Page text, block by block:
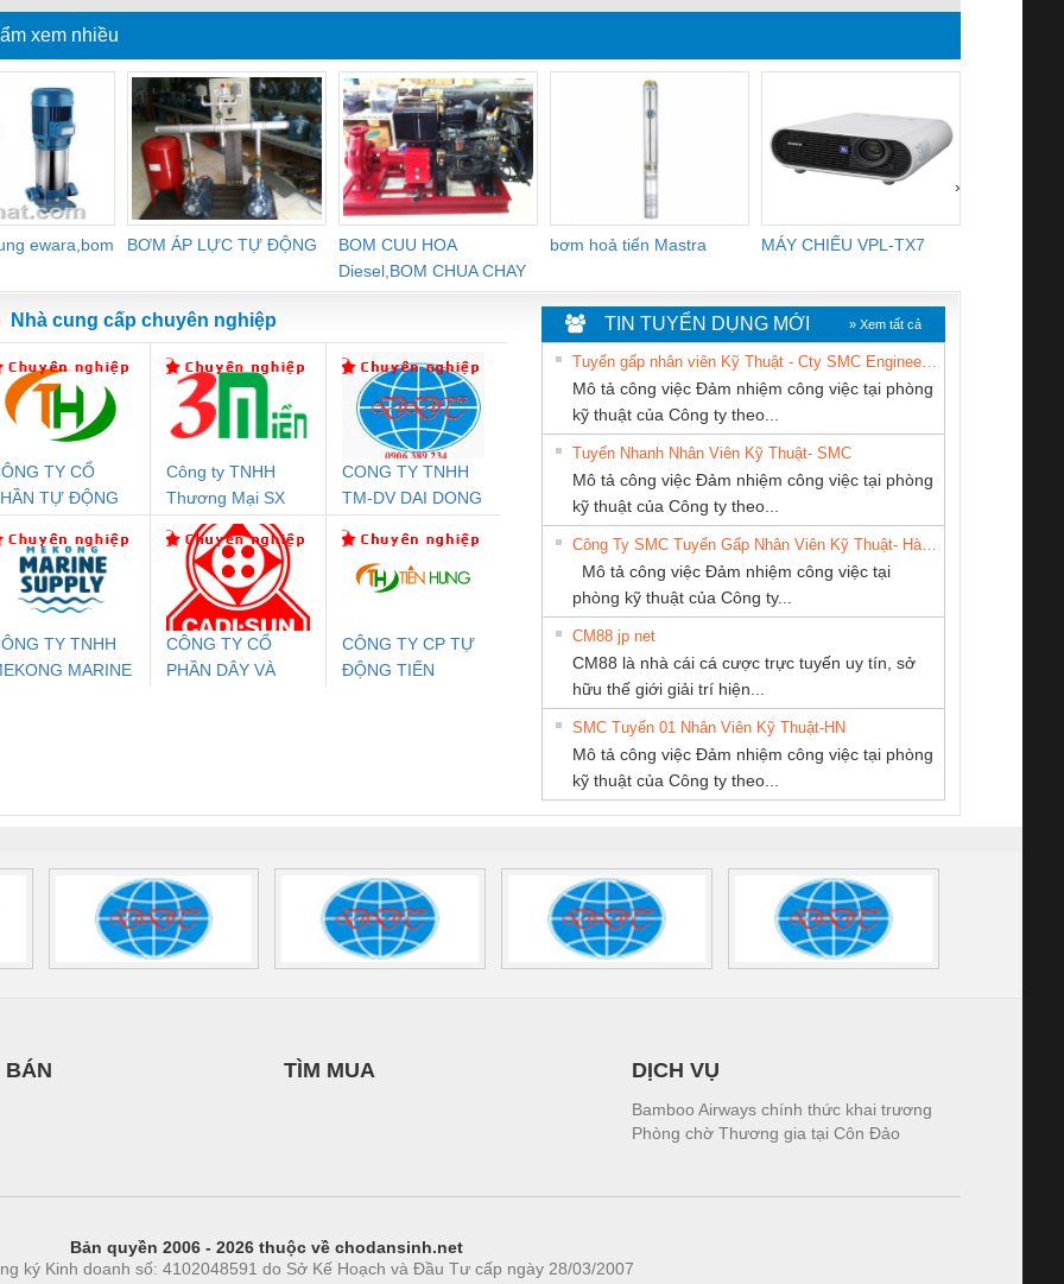
xem nhiều
ewara,bom
BƠM ÁP LỰC TỰ ĐỘNG
BOM CUU HOA
Diesel,BOM CHUA CHAY
bơm hoả tiển Mastra MÁY CHIẾU VPL-TX7
›
An Toàn
Contact
1NO-
24DC-SP -
Rơ Le An Toàn
Phoenix Contact
PSR-SCP-
24UC/ESL4/3X1/1X2/B
- 2981059
Điện AC
Mô-đun Ắc Quy UPS
Bộ Lặp Tín Hiệu
PROFIBUS Phoenix
Contact PSI-REP-
2708863
Rơ Le An Toàn
Phoenix Contact
2986960 – PSR-
SCP-
24DC/FSP/2X1/1X2
Rơ Le An Toàn
Bộ giám sát chuỗi
tấm pin
TRANSCLINIC 16I+
1K5 H (2502520000)
Bộ giám sát chuỗi
tấm pin
TRANSCLINIC 16I+
1K5 L (2433950000)
Bộ giám sát dòng
TRANSCLINIC 16I+
(2008130000)
Bộ chỉnh lưu nguồn
điện TRANSCLINIC
BKE 1K5.4
(7791400879)2. Giá
Nẹp nhôm chống
trơn Đà Nẵng
Nhà cung cấp chuyên nghiệp
TY CỔ
TỰ ĐỘNG
Công ty TNHH
Thương Mại SX
Ba Miền
CONG TY TNHH
TM-DV DAI DONG
TY TNHH
MARINE
CÔNG TY CỔ
PHẦN DÂY VÀ
CÔNG TY CP TỰ
ĐỘNG TIẾN
Công Ty TNHH
Thiết Bị Điện Nam
Quốc Thịnh
Cty TNHH TM QC
Ba Miền
CÔNG TY TNHH
NGHIỆP NIHON
SETSUBI VIỆT
NAM
CÔNG TY TNHH
THƯƠNG MẠI
THIÊN ÂN VIỆT
NAM
company LTD
THƯƠNG MẠI
GIA HƯNG PHÁT
TIN TUYỂN DỤNG MỚI » Xem tất cả
Tuyển gấp nhân viên Kỹ Thuật - Cty SMC Engineering
Mô tả công việc Đảm nhiệm công việc tại phòng
kỹ thuật của Công ty theo...
Tuyển Nhanh Nhân Viên Kỹ Thuật- SMC
Mô tả công việc Đảm nhiệm công việc tại phòng
kỹ thuật của Công ty theo...
Công Ty SMC Tuyển Gấp Nhân Viên Kỹ Thuật- Hà Nội
Mô tả công việc Đảm nhiệm công việc tại
phòng kỹ thuật của Công ty...
CM88 jp net
CM88 là nhà cái cá cược trực tuyến uy tín, sở
hữu thế giới giải trí hiện...
SMC Tuyển 01 Nhân Viên Kỹ Thuật-HN
Mô tả công việc Đảm nhiệm công việc tại phòng
kỹ thuật của Công ty theo...
BÁN TÌM MUA DỊCH VỤ
Bamboo Airways chính thức khai trương
Phòng chờ Thương gia tại Côn Đảo
Bản quyền 2006 - 2026 thuộc về chodansinh.net
ký Kinh doanh số: 4102048591 do Sở Kế Hoạch và Đầu Tư cấp ngày 28/03/2007